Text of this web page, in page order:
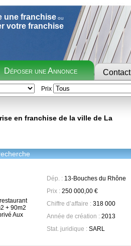
une franchiseou
votre franchise
Déposer une Annonce Contact
Prix
en franchise de la ville de La
Dép. :13-Bouches du Rhône
Prix :250 000,00 €
Chiffre d’affaire :318 000
Année de création :2013
Stat. juridique :SARL
+ 90m2
Aux